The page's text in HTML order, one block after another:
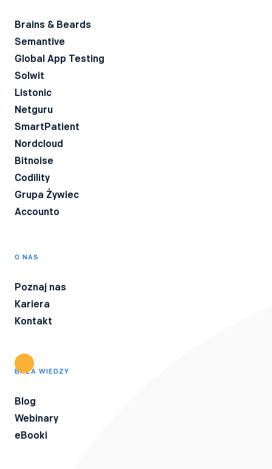
Brains & Beards
Semantive
Global App Testing
Solwit
Listonic
Netguru
SmartPatient
Nordcloud
Bitnoise
Codility
Grupa Żywiec
Accounto
O NAS
Poznaj nas
Kariera
Kontakt
BAZA WIEDZY
Blog
Webinary
eBooki